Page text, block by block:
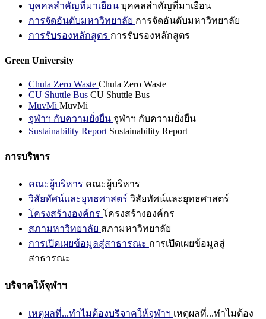
บุคคลสำคัญที่มาเยือน บุคคลสำคัญที่มาเยือน
การจัดอันดับมหาวิทยาลัย การจัดอันดับมหาวิทยาลัย
การรับรองหลักสูตร การรับรองหลักสูตร
Green University
Chula Zero Waste Chula Zero Waste
CU Shuttle Bus CU Shuttle Bus
MuvMi MuvMi
จุฬาฯ กับความยั่งยืน จุฬาฯ กับความยั่งยืน
Sustainability Report Sustainability Report
การบริหาร
คณะผู้บริหาร คณะผู้บริหาร
วิสัยทัศน์และยุทธศาสตร์ วิสัยทัศน์และยุทธศาสตร์
โครงสร้างองค์กร โครงสร้างองค์กร
สภามหาวิทยาลัย สภามหาวิทยาลัย
การเปิดเผยข้อมูลสู่สาธารณะ การเปิดเผยข้อมูลสู่
สาธารณะ
บริจาคให้จุฬาฯ
เหตุผลที่...ทำไมต้องบริจาคให้จุฬาฯ เหตุผลที่...ทำไมต้อง